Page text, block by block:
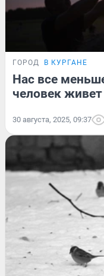
ГОРОД В КУРГАНЕ
Нас все
человек живет
30 августа, 2025, 09:37